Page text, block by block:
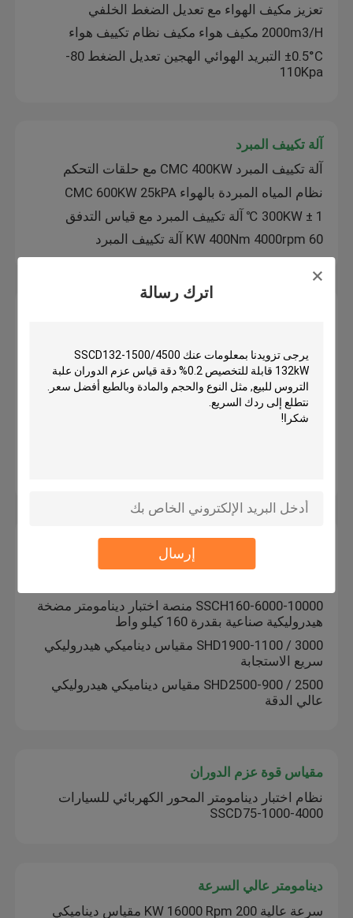
اترك رسالة
إرسال
تعزيز مكيف الهواء مع تعديل الضغط الخلفي
2000m3/H مكيف هواء مكيف نظام تكييف هواء
±0.5°C التبريد الهوائي الهجين تعديل الضغط 80-
110Kpa
آلة تكييف المبرد
آلة تكييف المبرد CMC 400KW مع حلقات التحكم
نظام المياه المبردة بالهواء CMC 600KW 25kPA
300KW ± 1 ℃ آلة تكييف المبرد مع قياس التدفق
60 KW 400Nm 4000rpm آلة تكييف المبرد
Eddy Current Dynamometer Test Bench
SSCW260-1800-7500 260kW Automotive Engine
Eddy Current Dynamometer Test Bench
دينامومتر هيدروليكي
SSCH110-6000-12000 110kW Industrial Hydraulic
SSCH160-6000-10000 منصة اختبار دينامومتر مضخة
هيدروليكية صناعية بقدرة 160 كيلو واط
SHD1900-1100 / 3000 مقياس ديناميكي هيدروليكي
سريع الاستجابة
SHD2500-900 / 2500 مقياس ديناميكي هيدروليكي
عالي الدقة
مقياس قوة عزم الدوران
نظام اختبار دينامومتر المحور الكهربائي للسيارات
SSCD75-1000-4000
دينامومتر عالي السرعة
سرعة عالية 200 KW 16000 Rpm مقياس ديناميكي